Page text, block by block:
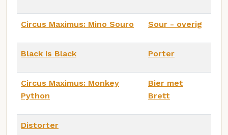
Circus Maximus: Mino Souro Sour - overig
Black is Black Porter
Circus Maximus: Monkey
Python
Bier met
Brett
Distorter